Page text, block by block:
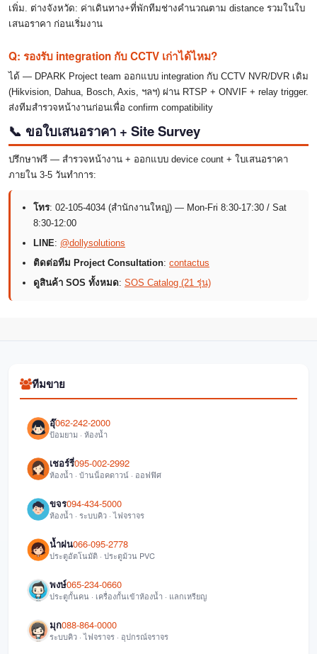
เพิ่ม. ต่างจังหวัด: ค่าเดินทาง+ที่พักทีมช่างคำนวณตาม distance รวมในใบ
เสนอราคา ก่อนเริ่มงาน
Q: รองรับ integration กับ CCTV เก่าได้ไหม?
ได้ — DPARK Project team ออกแบบ integration กับ CCTV NVR/DVR เดิม
(Hikvision, Dahua, Bosch, Axis, ฯลฯ) ผ่าน RTSP + ONVIF + relay trigger.
ส่งทีมสำรวจหน้างานก่อนเพื่อ confirm compatibility
📞 ขอใบเสนอราคา + Site Survey
ปรึกษาฟรี — สำรวจหน้างาน + ออกแบบ device count + ใบเสนอราคา
ภายใน 3-5 วันทำการ:
โทร: 02-105-4034 (สำนักงานใหญ่) — Mon-Fri 8:30-17:30 / Sat
8:30-12:00
LINE: @dollysolutions
ติดต่อทีม Project Consultation: contactus
ดูสินค้า SOS ทั้งหมด: SOS Catalog (21 รุ่น)
ทีมขาย
อุ๊062-242-2000
ป้อมยาม · ห้องน้ำ
เชอร์รี่095-002-2992
ห้องน้ำ · บ้านน็อคดาวน์ · ออฟฟิศ
ขจร094-434-5000
ห้องน้ำ · ระบบคิว · ไฟจราจร
น้ำฝน066-095-2778
ประตูอัตโนมัติ · ประตูม้วน PVC
พงษ์065-234-0660
ประตูกั้นคน · เครื่องกั้นเข้าห้องน้ำ · แลกเหรียญ
มุก088-864-0000
ระบบคิว · ไฟจราจร · อุปกรณ์จราจร